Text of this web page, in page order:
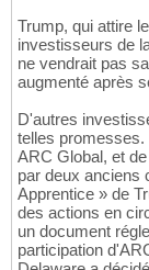
Trump, qui attire
investisseurs de
ne vendrait pas
augmenté après
D'autres
telles promesses.
ARC Global, et
par deux anciens
Apprentice » de
des actions en
un document
participation